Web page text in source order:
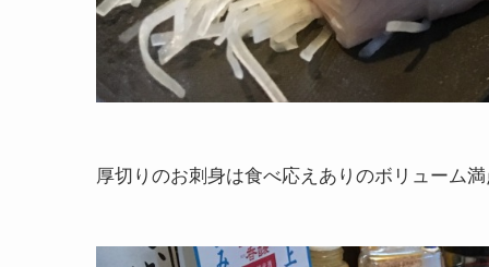
厚切りのお刺身は食べ応えありのボリューム